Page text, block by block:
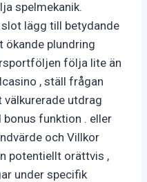
spelmekanik.
lägg till betydande
ökande plundring
följa lite än
, ställ frågan
utdrag
bonus funktion . eller
och Villkor
potentiellt orättvis ,
under specifik